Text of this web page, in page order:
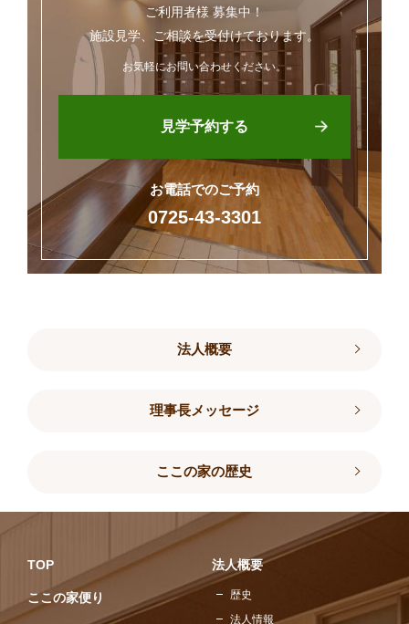
ご利用者様 募集中！
施設見学、ご相談を受付けております。
お気軽にお問い合わせください。
見学予約する
お電話でのご予約
0725-43-3301
法人概要
理事長メッセージ
ここの家の歴史
TOP
ここの家便り
法人概要
歴史
法人情報